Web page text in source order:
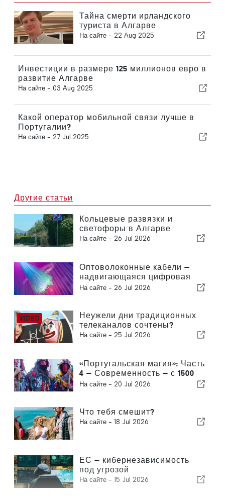
Тайна смерти ирландского
туриста в Алгарве
На сайте - 22 Aug 2025
Инвестиции в размере 125 миллионов евро в
развитие Алгарве
На сайте - 03 Aug 2025
Какой оператор мобильной связи лучше в
Португалии?
На сайте - 27 Jul 2025
Другие статьи
Кольцевые развязки и
светофоры в Алгарве
На сайте - 26 Jul 2026
Оптоволоконные кабели —
надвигающаяся цифровая
буря
На сайте - 26 Jul 2026
Неужели дни традиционных
телеканалов сочтены?
На сайте - 25 Jul 2026
«Португальская магия»: Часть
4 — Современность — с 1500
года по настоящее время
На сайте - 20 Jul 2026
Что тебя смешит?
На сайте - 18 Jul 2026
ЕС — кибернезависимость
под угрозой
На сайте - 15 Jul 2026